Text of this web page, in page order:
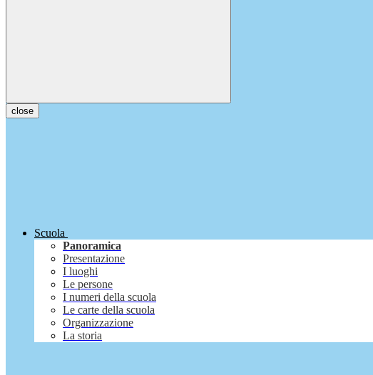
close
Scuola
Panoramica
Presentazione
I luoghi
Le persone
I numeri della scuola
Le carte della scuola
Organizzazione
La storia